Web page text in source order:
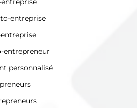
entreprise
entrepreneur
personnalisé